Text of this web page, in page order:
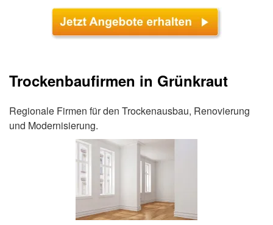
Trockenbaufirmen in Grünkraut
Regionale Firmen für den Trockenausbau, Renovierung
und Modernisierung.